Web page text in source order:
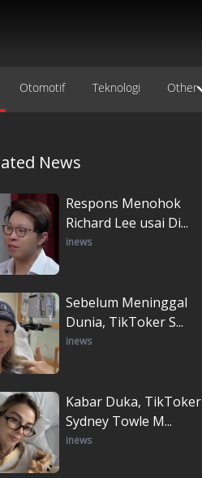
Otomotif Teknologi Other
News
Respons Menohok
Richard Lee usai Di...
inews
Sebelum Meninggal
Dunia, TikToker S...
inews
Kabar Duka, TikToker
Sydney Towle M...
inews